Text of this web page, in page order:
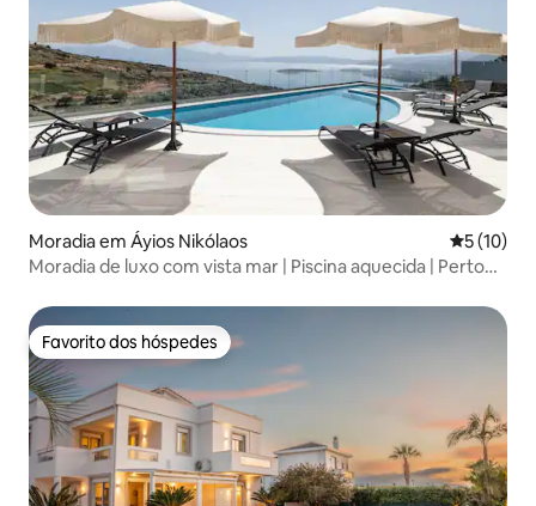
Moradia em Áyios Nikólaos
5 (10)
Moradia de luxo com vista mar | Piscina aquecida | Perto
Favorito dos hóspedes
Favorito dos hóspedes